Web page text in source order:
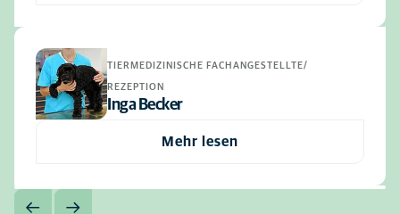
TIERMEDIZINISCHE FACHANGESTELLTE/
REZEPTION
Inga Becker
Mehr lesen